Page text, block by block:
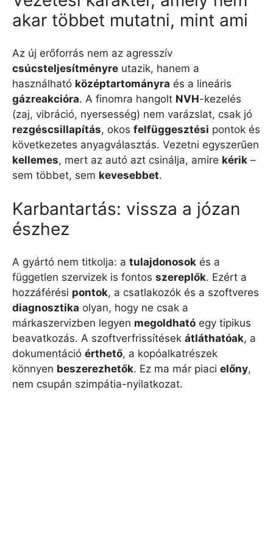
akar többet mutatni, mint ami
Az új erőforrás nem az agresszív
csúcsteljesítményre utazik, hanem a
használható középtartományra és a lineáris
gázreakcióra. A finomra hangolt NVH-kezelés
(zaj, vibráció, nyersesség) nem varázslat, csak jó
rezgéscsillapítás, okos felfüggesztési pontok és
következetes anyagválasztás. Vezetni egyszerűen
kellemes, mert az autó azt csinálja, amire kérik –
sem többet, sem kevesebbet.
Karbantartás: vissza a józan
észhez
A gyártó nem titkolja: a tulajdonosok és a
független szervizek is fontos szereplők. Ezért a
hozzáférési pontok, a csatlakozók és a szoftveres
diagnosztika olyan, hogy ne csak a
márkaszervizben legyen megoldható egy tipikus
beavatkozás. A szoftverfrissítések átláthatóak, a
dokumentáció érthető, a kopóalkatrészek
könnyen beszerezhetők. Ez ma már piaci előny,
nem csupán szimpátia-nyilatkozat.